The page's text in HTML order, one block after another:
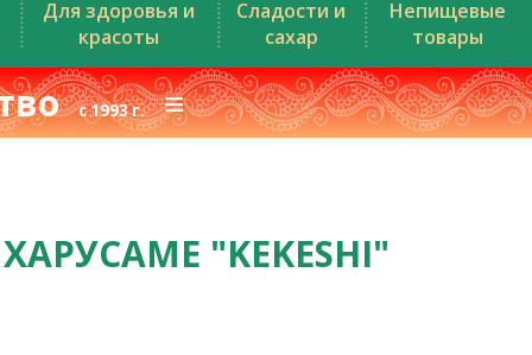
Для здоровья и
красоты
Сладости и
сахар
Непищевые
товары
с 1993 г.≡
"KEKESHI"